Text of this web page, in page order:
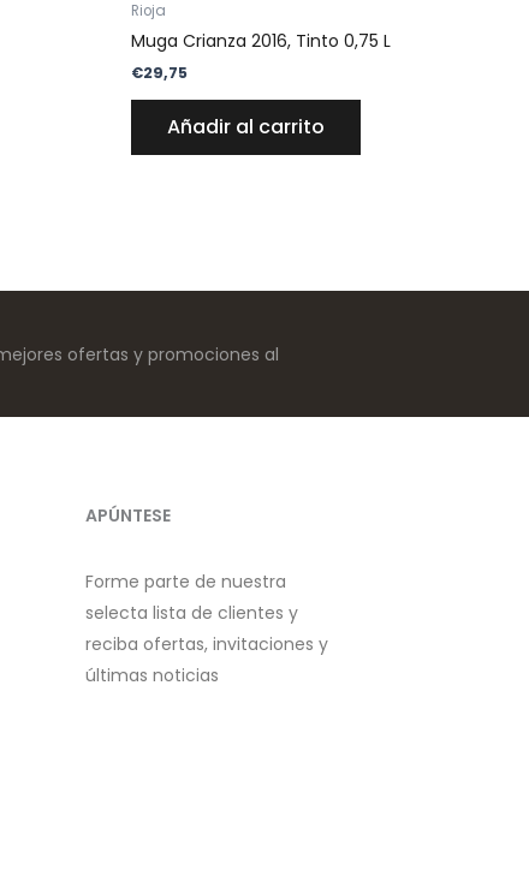
Rioja
Muga Crianza 2016, Tinto 0,75 L
€29,75
Añadir al carrito
ofertas y promociones al
APÚNTESE
Forme parte de nuestra
selecta lista de clientes y
reciba ofertas, invitaciones y
últimas noticias